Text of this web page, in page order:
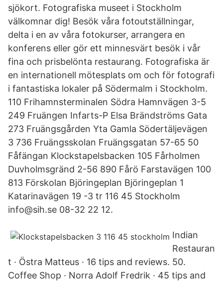
sjökort. Fotografiska museet i Stockholm
välkomnar dig! Besök våra fotoutställningar,
delta i en av våra fotokurser, arrangera en
konferens eller gör ett minnesvärt besök i vår
fina och prisbelönta restaurang. Fotografiska är
en internationell mötesplats om och för fotografi
i fantastiska lokaler på Södermalm i Stockholm.
110 Frihamnsterminalen Södra Hamnvägen 3-5
249 Fruängen Infarts-P Elsa Brändströms Gata
273 Fruängsgården Yta Gamla Södertäljevägen
3 736 Fruängsskolan Fruängsgatan 57-65 50
Fåfängan Klockstapelsbacken 105 Fårholmen
Duvholmsgränd 2-56 890 Fårö Farstavägen 100
813 Förskolan Björingeplan Björingeplan 1
Katarinavägen 19 -3 tr 116 45 Stockholm
info@sih.se 08-32 22 12.
Indian
Restauran
t · Östra Matteus · 16 tips and reviews. 50.
Coffee Shop · Norra Adolf Fredrik · 45 tips and